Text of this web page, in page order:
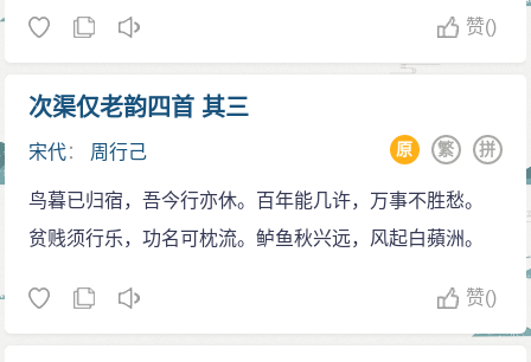
赞()
次渠仅老韵四首 其三
宋代： 周行己 拼
繁
原
鸟暮已归宿，吾今行亦休。百年能几许，万事不胜愁。
贫贱须行乐，功名可枕流。鲈鱼秋兴远，风起白蘋洲。
赞()